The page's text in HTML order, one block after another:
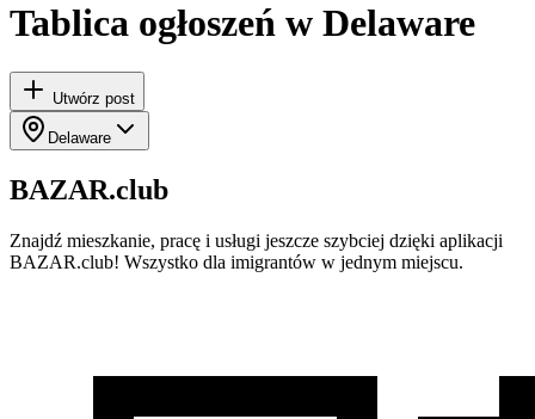
Tablica ogłoszeń w Delaware
Utwórz post
Delaware
BAZAR.club
Znajdź mieszkanie, pracę i usługi jeszcze szybciej dzięki aplikacji
BAZAR.club! Wszystko dla imigrantów w jednym miejscu.